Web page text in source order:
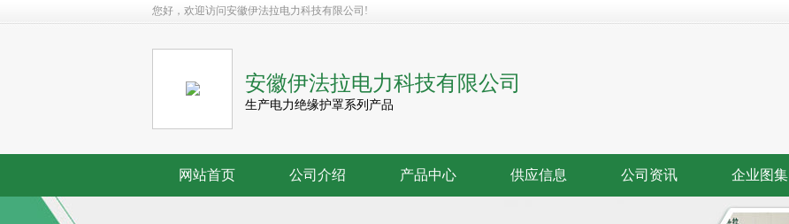
您好，欢迎访问安徽伊法拉电力科技有限公司!
安徽伊法拉电力科技有限公司
生产电力绝缘护罩系列产品
网站首页 公司介绍 产品中心 供应信息 公司资讯 企业图集